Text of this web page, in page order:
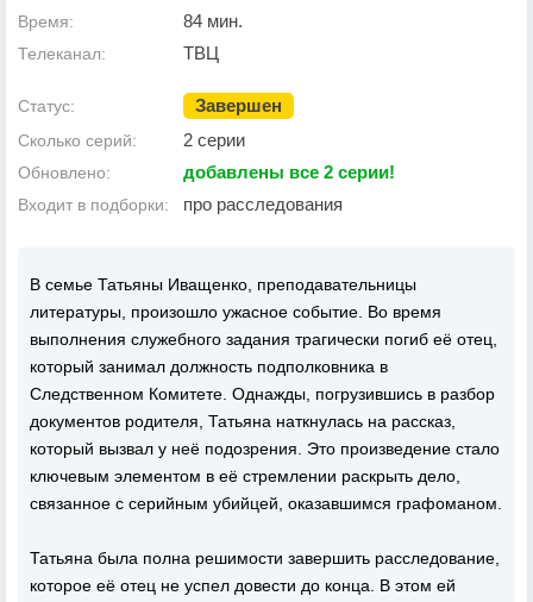
Время: 84 мин.
Телеканал: ТВЦ
Статус: Завершен
Сколько серий: 2 серии
Обновлено: добавлены все 2 серии!
Входит в подборки: про расследования
В семье Татьяны Иващенко, преподавательницы
литературы, произошло ужасное событие. Во время
выполнения служебного задания трагически погиб её отец,
который занимал должность подполковника в
Следственном Комитете. Однажды, погрузившись в разбор
документов родителя, Татьяна наткнулась на рассказ,
который вызвал у неё подозрения. Это произведение стало
ключевым элементом в её стремлении раскрыть дело,
связанное с серийным убийцей, оказавшимся графоманом.
Татьяна была полна решимости завершить расследование,
которое её отец не успел довести до конца. В этом ей